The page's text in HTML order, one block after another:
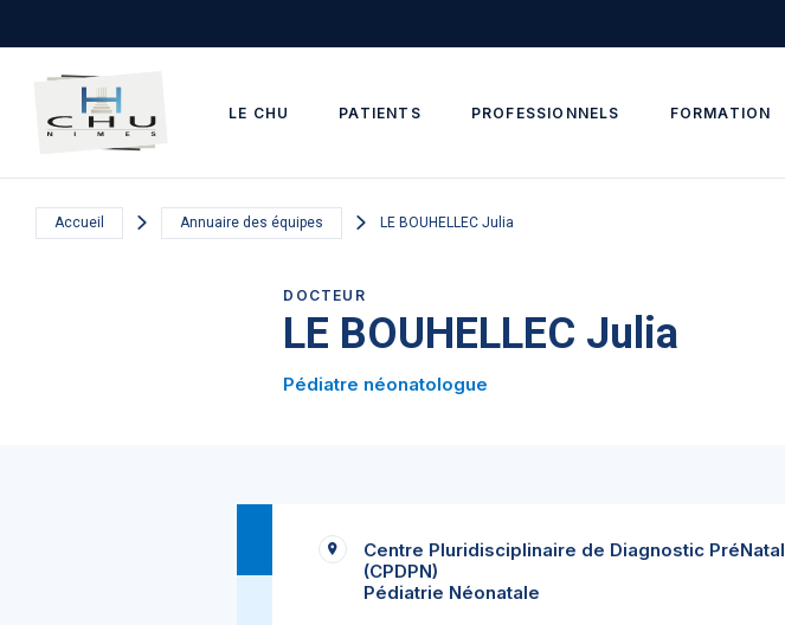
LE CHU PATIENTS PROFESSIONNELS FORMATION
Accueil Annuaire des équipes LE BOUHELLEC Julia
DOCTEUR
LE BOUHELLEC Julia
Pédiatre néonatologue
Centre Pluridisciplinaire de Diagnostic PréNatal
(CPDPN)
Pédiatrie Néonatale